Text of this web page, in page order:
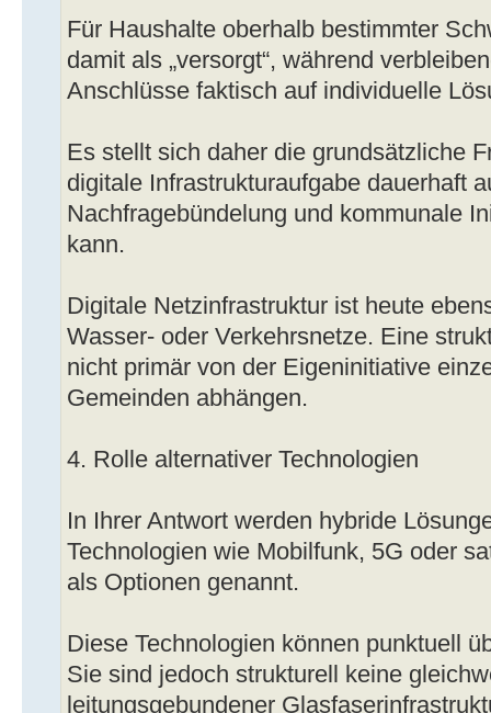
Für Haushalte oberhalb bestimmter
damit als „versorgt“, während
Anschlüsse faktisch auf individuelle
Es stellt sich daher die grundsätzliche
digitale Infrastrukturaufgabe dauerhaft
Nachfragebündelung und kommunale
kann.
Digitale Netzinfrastruktur ist heute
Wasser- oder Verkehrsnetze. Eine
nicht primär von der Eigeninitiative
Gemeinden abhängen.
4. Rolle alternativer Technologien
In Ihrer Antwort werden hybride
Technologien wie Mobilfunk, 5G oder
als Optionen genannt.
Diese Technologien können punktuell
Sie sind jedoch strukturell keine
leitungsgebundener